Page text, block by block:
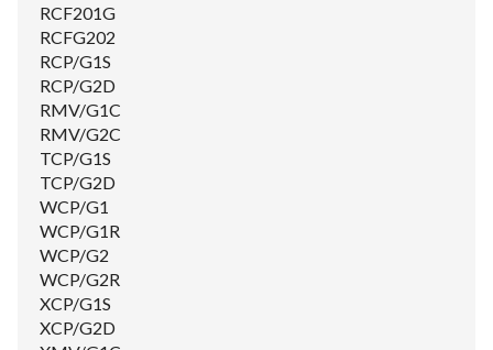
RCF201G
RCFG202
RCP/G1S
RCP/G2D
RMV/G1C
RMV/G2C
TCP/G1S
TCP/G2D
WCP/G1
WCP/G1R
WCP/G2
WCP/G2R
XCP/G1S
XCP/G2D